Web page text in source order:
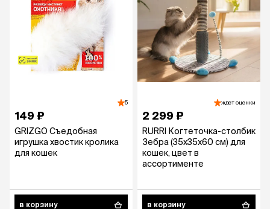
5
149 ₽
GRIZGO Съедобная
игрушка хвостик кролика
для кошек
в корзину
ждет оценки
2 299 ₽
RURRI Когтеточка-столбик
Зебра (35х35х60 см) для
кошек, цвет в
ассортименте
в корзину